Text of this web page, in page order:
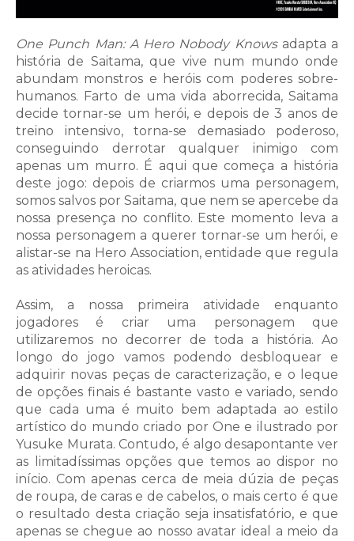
One Punch Man: A Hero Nobody Knowsadapta a
história de Saitama, que vive num mundo onde
abundam monstros e heróis com poderes sobre-
humanos. Farto de uma vida aborrecida, Saitama
decide tornar-se um herói, e depois de 3 anos de
treino intensivo, torna-se demasiado poderoso,
conseguindo derrotar qualquer inimigo com
apenas um murro. É aqui que começa a história
deste jogo: depois de criarmos uma personagem,
somos salvos por Saitama, que nem se apercebe da
nossa presença no conflito. Este momento leva a
nossa personagem a querer tornar-se um herói, e
alistar-se na Hero Association, entidade que regula
as atividades heroicas.
Assim, a nossa primeira atividade enquanto
jogadores é criar uma personagem que
utilizaremos no decorrer de toda a história. Ao
longo do jogo vamos podendo desbloquear e
adquirir novas peças de caracterização, e o leque
de opções finais é bastante vasto e variado, sendo
que cada uma é muito bem adaptada ao estilo
artístico do mundo criado por One e ilustrado por
Yusuke Murata. Contudo, é algo desapontante ver
as limitadíssimas opções que temos ao dispor no
início. Com apenas cerca de meia dúzia de peças
de roupa, de caras e de cabelos, o mais certo é que
o resultado desta criação seja insatisfatório, e que
apenas se chegue ao nosso avatar ideal a meio da